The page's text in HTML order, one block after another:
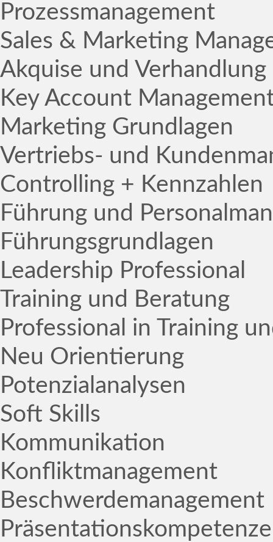
Prozessmanagement
Sales & Marketing
Akquise und Verhandlung
Key Account
Marketing Grundlagen
Vertriebs- und
Controlling + Kennzahlen
Führung und
Führungsgrundlagen
Leadership Professional
Training und Beratung
Professional in Training
Neu Orientierung
Potenzialanalysen
Soft Skills
Kommunikation
Konfliktmanagement
Beschwerdemanagement